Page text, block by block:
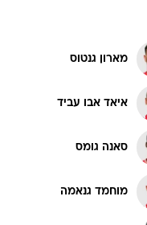
מארון גנטוס
איאד אבו עביד
סאנה גומס
מוחמד גנאמה